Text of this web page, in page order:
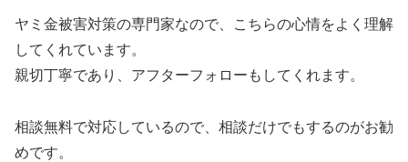
ヤミ金被害対策の専門家なので、こちらの心情をよく理解
してくれています。
親切丁寧であり、アフターフォローもしてくれます。
相談無料で対応しているので、相談だけでもするのがお勧
めです。